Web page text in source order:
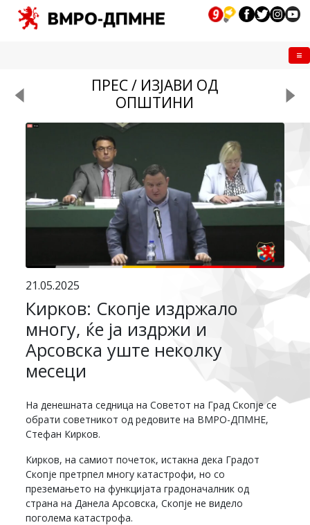
ПРЕС / ИЗЈАВИ ОД
ОПШТИНИ
21.05.2025
Кирков: Скопје издржало
многу, ќе ја издржи и
Арсовска уште неколку
месеци
На денешната седница на Советот на Град Скопје се
обрати советникот од редовите на ВМРО-ДПМНЕ,
Стефан Кирков.
Кирков, на самиот почеток, истакна дека Градот
Скопје претрпел многу катастрофи, но со
преземањето на функцијата градоначалник од
страна на Данела Арсовска, Скопје не видело
поголема катастрофа.